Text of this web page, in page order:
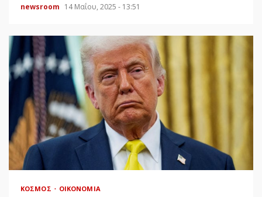
newsroom 14 Μαΐου, 2025 - 13:51
ΚΌΣΜΟΣ ΟΙΚΟΝΟΜΊΑ